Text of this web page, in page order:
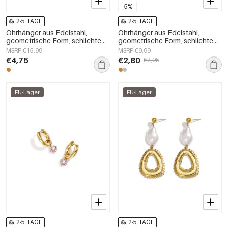
2-5 TAGE
Ohrhänger aus Edelstahl,
geometrische Form, schlichte
Alltags-Serie, Damenschmuck
MSRP €15,99
€4,75
-5%
2-5 TAGE
Ohrhänger aus Edelstahl,
geometrische Form, schlichte
Alltags-Serie, Damenschmuck
MSRP €9,99
€2,80 €2,95
EU-Lager
2-5 TAGE
EU-Lager
2-5 TAGE